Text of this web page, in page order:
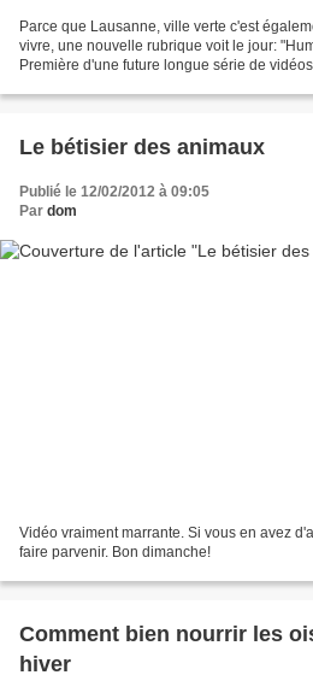
Parce que Lausanne, ville verte c'est
vivre, une nouvelle rubrique voit le jour:
Première d'une future longue série de
Le bétisier des animaux
Publié le 12/02/2012 à 09:05
Par dom
Vidéo vraiment marrante. Si vous en avez
faire parvenir. Bon dimanche!
Comment bien nourrir les
hiver